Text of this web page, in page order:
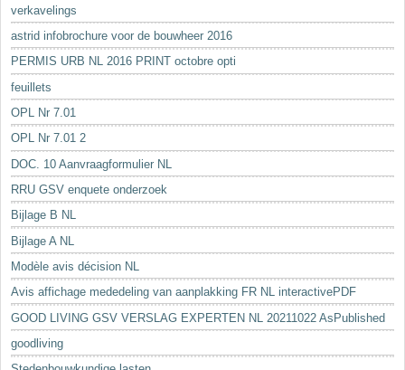
verkavelings
astrid infobrochure voor de bouwheer 2016
PERMIS URB NL 2016 PRINT octobre opti
feuillets
OPL Nr 7.01
OPL Nr 7.01 2
DOC. 10 Aanvraagformulier NL
RRU GSV enquete onderzoek
Bijlage B NL
Bijlage A NL
Modèle avis décision NL
Avis affichage mededeling van aanplakking FR NL interactivePDF
GOOD LIVING GSV VERSLAG EXPERTEN NL 20211022 AsPublished
goodliving